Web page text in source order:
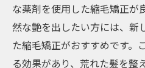
な薬剤を使用した縮毛矯正が
然な艶を出したい方には、新
た縮毛矯正がおすすめです。
る効果があり、荒れた髪を整